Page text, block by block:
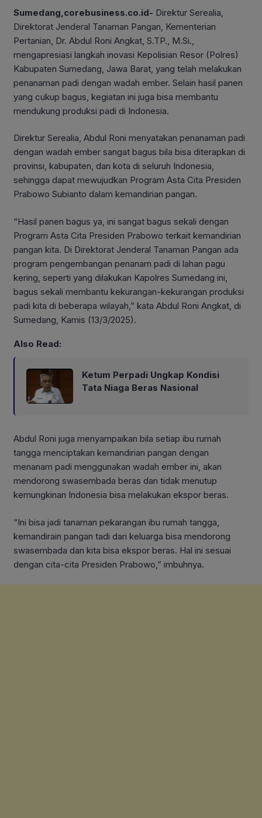
Sumedang,corebusiness.co.id- Direktur Serealia,
Direktorat Jenderal Tanaman Pangan, Kementerian
Pertanian, Dr. Abdul Roni Angkat, S.TP., M.Si.,
mengapresiasi langkah inovasi Kepolisian Resor (Polres)
Kabupaten Sumedang, Jawa Barat, yang telah melakukan
penanaman padi dengan wadah ember. Selain hasil panen
yang cukup bagus, kegiatan ini juga bisa membantu
mendukung produksi padi di Indonesia.
Direktur Serealia, Abdul Roni menyatakan penanaman padi
dengan wadah ember sangat bagus bila bisa diterapkan di
provinsi, kabupaten, dan kota di seluruh Indonesia,
sehingga dapat mewujudkan Program Asta Cita Presiden
Prabowo Subianto dalam kemandirian pangan.
“Hasil panen bagus ya, ini sangat bagus sekali dengan
Program Asta Cita Presiden Prabowo terkait kemandirian
pangan kita. Di Direktorat Jenderal Tanaman Pangan ada
program pengembangan penanam padi di lahan pagu
kering, seperti yang dilakukan Kapolres Sumedang ini,
bagus sekali membantu kekurangan-kekurangan produksi
padi kita di beberapa wilayah,” kata Abdul Roni Angkat, di
Sumedang, Kamis (13/3/2025).
Also Read:
Ketum Perpadi Ungkap Kondisi
Tata Niaga Beras Nasional
Abdul Roni juga menyampaikan bila setiap ibu rumah
tangga menciptakan kemandirian pangan dengan
menanam padi menggunakan wadah ember ini, akan
mendorong swasembada beras dan tidak menutup
kemungkinan Indonesia bisa melakukan ekspor beras.
“Ini bisa jadi tanaman pekarangan ibu rumah tangga,
kemandirain pangan tadi dari keluarga bisa mendorong
swasembada dan kita bisa ekspor beras. Hal ini sesuai
dengan cita-cita Presiden Prabowo,” imbuhnya.